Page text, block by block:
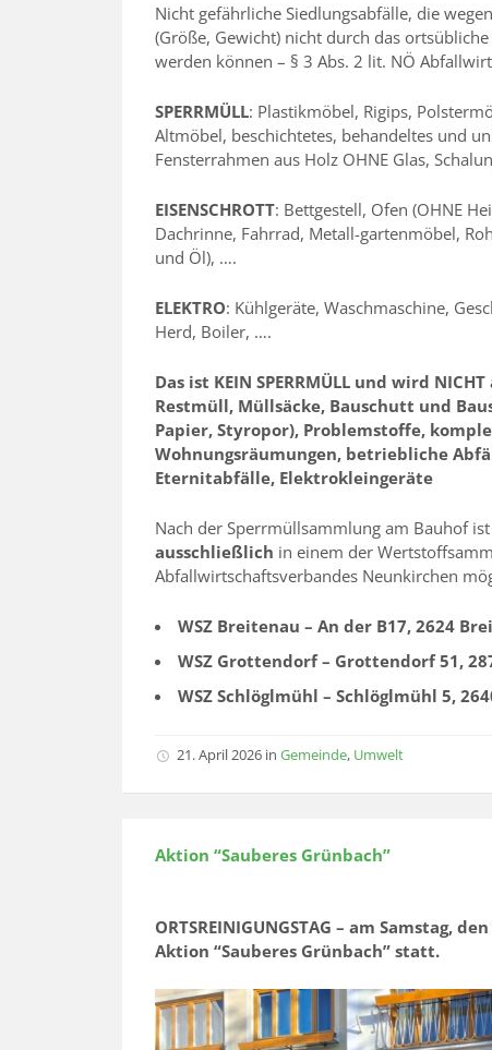
Nicht gefährliche Siedlungsabfälle, die
(Größe, Gewicht) nicht durch das
werden können – § 3 Abs. 2 lit. NÖ
SPERRMÜLL: Plastikmöbel, Rigips,
Altmöbel, beschichtetes, behandeltes und
Fensterrahmen aus Holz OHNE Glas,
EISENSCHROTT: Bettgestell, Ofen (OHNE
Dachrinne, Fahrrad, Metall-gartenmöbel,
und Öl), ….
ELEKTRO: Kühlgeräte, Waschmaschine,
Herd, Boiler, ….
Das ist KEIN SPERRMÜLL und wird
Restmüll, Müllsäcke, Bauschutt und
Papier, Styropor), Problemstoffe,
Wohnungsräumungen, betriebliche
Eternitabfälle, Elektrokleingeräte
Nach der Sperrmüllsammlung am Bauhof
ausschließlich in einem der
Abfallwirtschaftsverbandes Neunkirchen
WSZ Breitenau – An der B17, 2624
WSZ Grottendorf – Grottendorf 51,
WSZ Schlöglmühl – Schlöglmühl 5,
21. April 2026in Gemeinde, Umwelt
Aktion “Sauberes Grünbach”
ORTSREINIGUNGSTAG – am Samstag,
Aktion “Sauberes Grünbach” statt.